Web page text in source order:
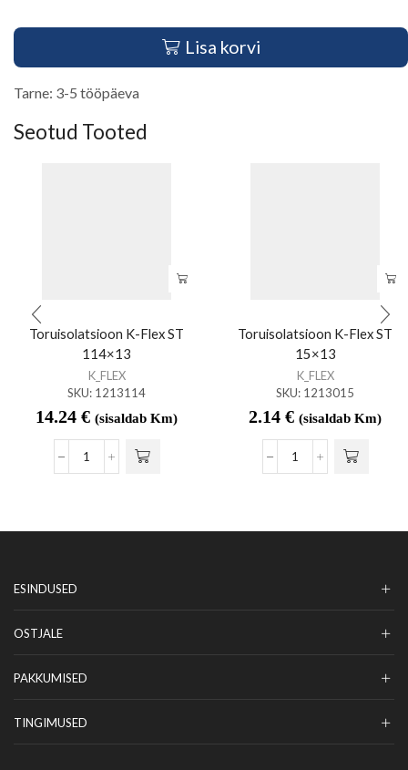
Lisa korvi
Tarne: 3-5 tööpäeva
Seotud Tooted
Toruisolatsioon K-Flex ST
114×13
K_FLEX
SKU: 1213114
14.24 € (sisaldab Km)
Toruisolatsioon K-Flex ST
15×13
K_FLEX
SKU: 1213015
2.14 € (sisaldab Km)
ESINDUSED
OSTJALE
PAKKUMISED
TINGIMUSED